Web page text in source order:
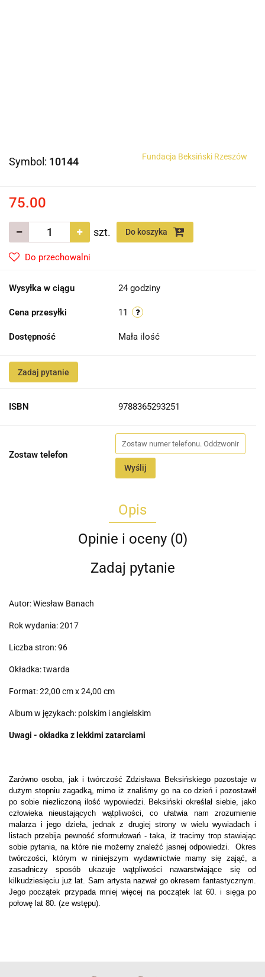
Symbol: 10144 Fundacja Beksiński Rzeszów
75.00
szt. Do koszyka
Do przechowalni
Wysyłka w ciągu 24 godziny
Cena przesyłki 11
Dostępność Mała ilość
Zadaj pytanie
ISBN 9788365293251
Zostaw telefon
Wyślij
Opis
Opinie i oceny (0)
Zadaj pytanie
Autor: Wiesław Banach
Rok wydania: 2017
Liczba stron: 96
Okładka: twarda
Format: 22,00 cm x 24,00 cm
Album w językach: polskim i angielskim
Uwagi - okładka z lekkimi zatarciami
Zarówno osoba, jak i twórczość Zdzisława Beksińskiego pozostaje w
dużym stopniu zagadką, mimo iż znaliśmy go na co dzień i pozostawił
po sobie niezliczoną ilość wypowiedzi. Beksiński określał siebie, jako
człowieka nieustających wątpliwości, co ułatwia nam zrozumienie
malarza i jego dzieła, jednak z drugiej strony w wielu wywiadach i
listach przebija pewność sformułowań - taka, iż tracimy trop stawiając
sobie pytania, na które nie możemy znaleźć jasnej odpowiedzi. Okres
twórczości, którym w niniejszym wydawnictwie mamy się zająć, a
zasadniczy sposób ukazuje wątpliwości nawarstwiające się od
kilkudziesięciu już lat. Sam artysta nazwał go okresem fantastycznym.
Jego początek przypada mniej więcej na początek lat 60. i sięga po
połowę lat 80. (ze wstępu).